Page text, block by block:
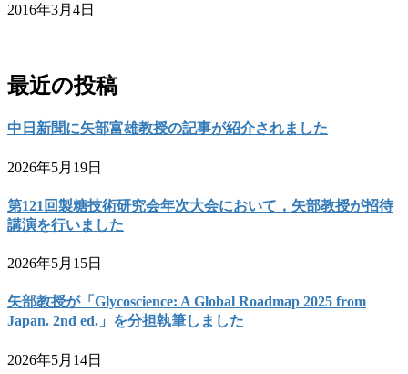
2016年3月4日
最近の投稿
中日新聞に矢部富雄教授の記事が紹介されました
2026年5月19日
第121回製糖技術研究会年次大会において，矢部教授が招待
講演を行いました
2026年5月15日
矢部教授が「Glycoscience: A Global Roadmap 2025 from
Japan. 2nd ed.」を分担執筆しました
2026年5月14日